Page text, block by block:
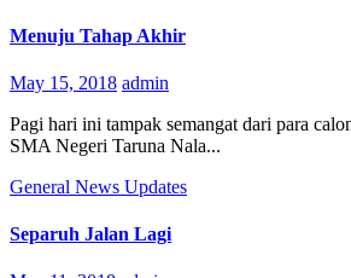
Menuju Tahap Akhir
May 15, 2018 admin
Pagi hari ini tampak semangat dari para
SMA Negeri Taruna Nala...
General News Updates
Separuh Jalan Lagi